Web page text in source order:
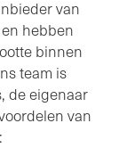
van
hebben
binnen
team is
de eigenaar
van